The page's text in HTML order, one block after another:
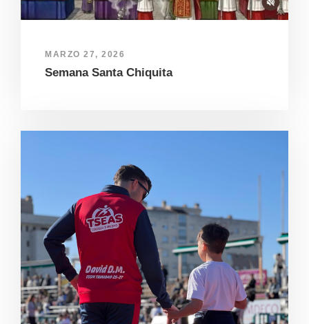
MARZO 27, 2026
Semana Santa Chiquita